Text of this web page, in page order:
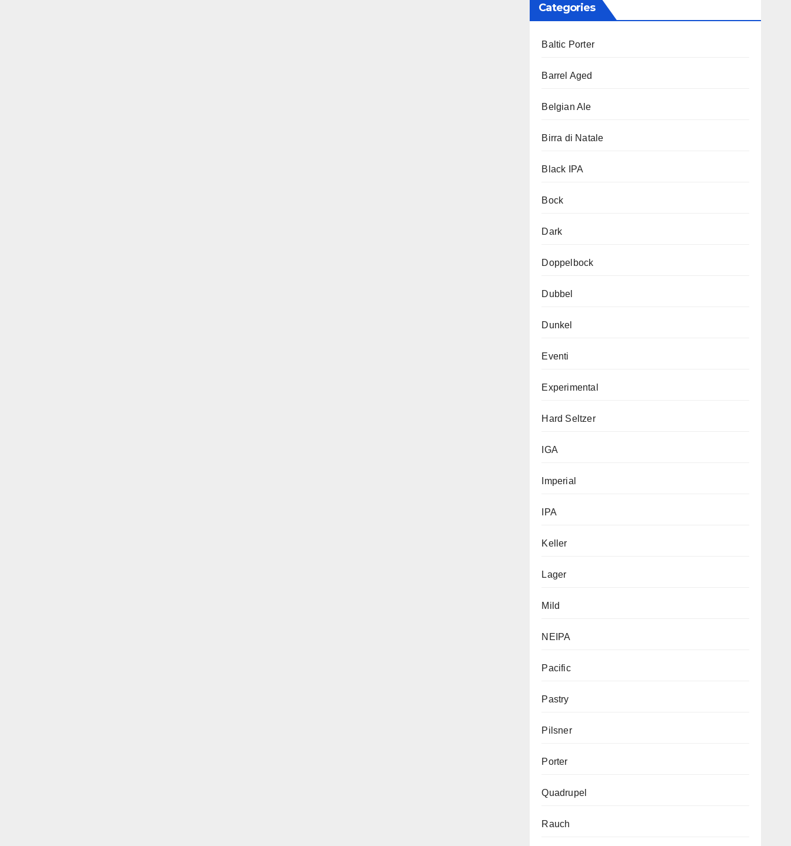
Categories
Baltic Porter
Barrel Aged
Belgian Ale
Birra di Natale
Black IPA
Bock
Dark
Doppelbock
Dubbel
Dunkel
Eventi
Experimental
Hard Seltzer
IGA
Imperial
IPA
Keller
Lager
Mild
NEIPA
Pacific
Pastry
Pilsner
Porter
Quadrupel
Rauch